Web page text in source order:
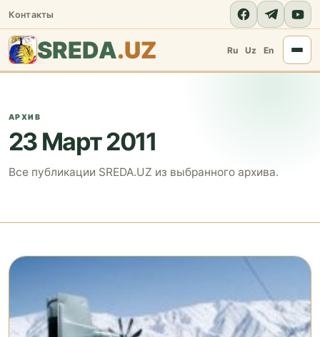
Контакты
SREDA.UZ Ru Uz En
АРХИВ
23 Март 2011
Все публикации SREDA.UZ из выбранного архива.